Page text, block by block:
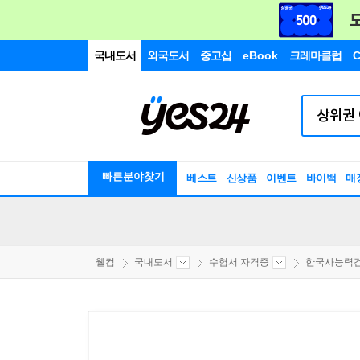
국내도서 외국도서 중고샵 eBook 크레마클럽
빠른분야찾기 베스트 신상품 이벤트 바이백 매
웰컴 국내도서 수험서 자격증 한국사능력